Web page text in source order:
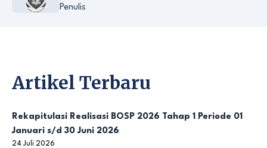
Penulis
Artikel Terbaru
Rekapitulasi Realisasi BOSP 2026 Tahap 1 Periode 01
Januari s/d 30 Juni 2026
24 Juli 2026